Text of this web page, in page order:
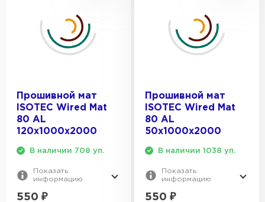
Прошивной мат
ISOTEC Wired Mat
80 AL
120х1000х2000
В наличии 708 уп.
Показать
информацию
550 ₽
Прошивной мат
ISOTEC Wired Mat
80 AL
50х1000х2000
В наличии 1038 уп.
Показать
информацию
550 ₽